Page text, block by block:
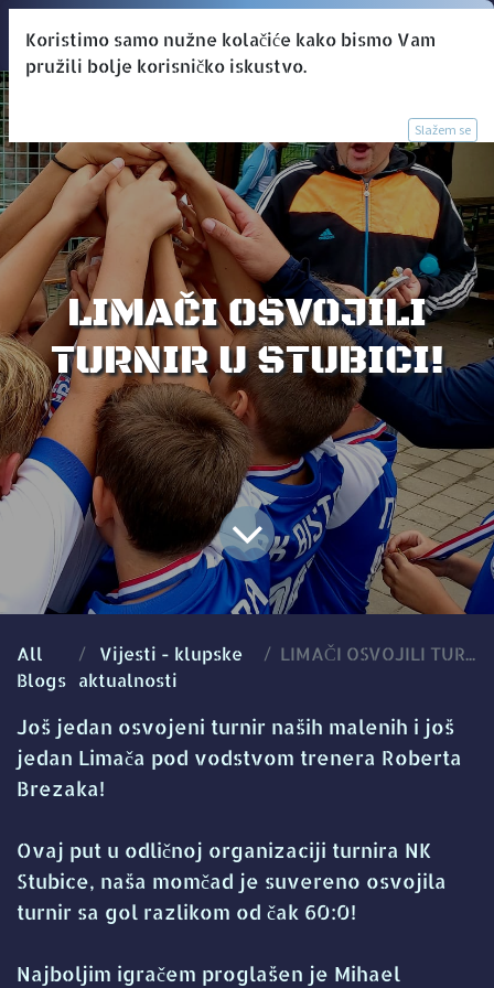
LIMAČI OSVOJILI
TURNIR U STUBICI!
All
Blogs
Vijesti - klupske
aktualnosti
LIMAČI OSVOJILI TURNIR U STUBICI!
Još jedan osvojeni turnir naših malenih i još
jedan Limača pod vodstvom trenera Roberta
Brezaka!
Ovaj put u odličnoj organizaciji turnira NK
Stubice, naša momčad je suvereno osvojila
turnir sa gol razlikom od čak 60:0!
Najboljim igračem proglašen je Mihael
Koristimo samo nužne kolačiće kako bismo Vam
pružili bolje korisničko iskustvo.
Slažem se